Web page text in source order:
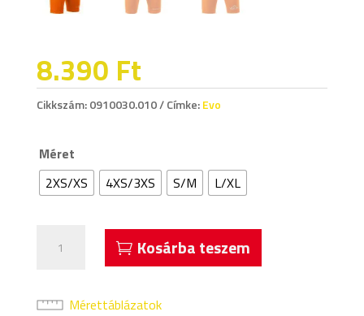
8.390 Ft
Cikkszám:0910030.010 Címke:Evo
Méret
2XS/XS
4XS/3XS S/M L/XL
Aláöltözet
Kosárba teszem
Mérettáblázatok